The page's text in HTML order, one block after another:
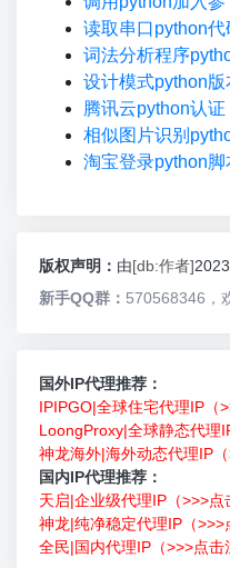
读取串口python代
词法分析程序
设计模式python版
腾讯云python认证
相似图片识别
淘宝登录python脚
版权声明： 由[db:作者]
新手QQ群： 570568346，
国外IP代理推荐：
IPIPGO|全球住宅代理IP（
LoongProxy|全球静态代理
神龙海外|海外动态代理IP
国内IP代理推荐：
天启|企业级代理IP（>>>点
神龙|纯净稳定代理IP（>>>
全民|国内代理IP（>>>点击